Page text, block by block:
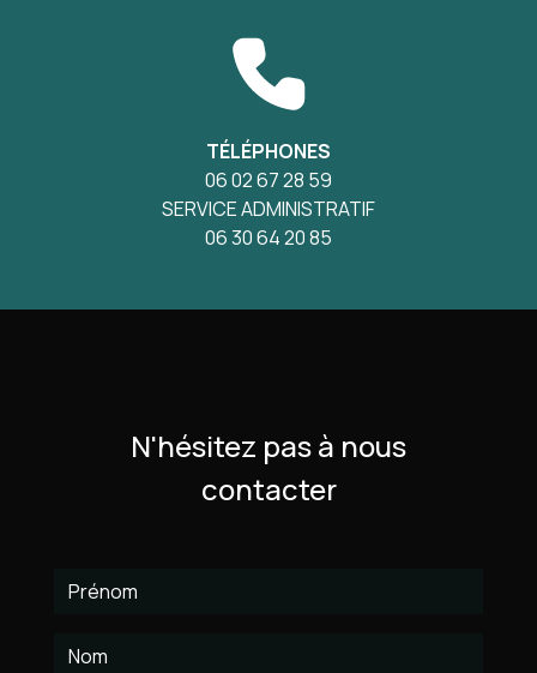
TÉLÉPHONES
06 02 67 28 59
SERVICE ADMINISTRATIF
06 30 64 20 85
N'hésitez pas à nous
contacter